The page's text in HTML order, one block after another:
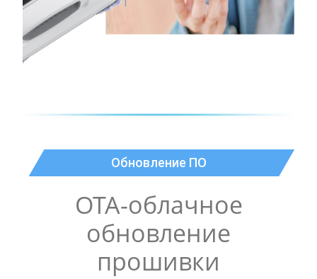
Обновление ПО
OTA-облачное
обновление
прошивки